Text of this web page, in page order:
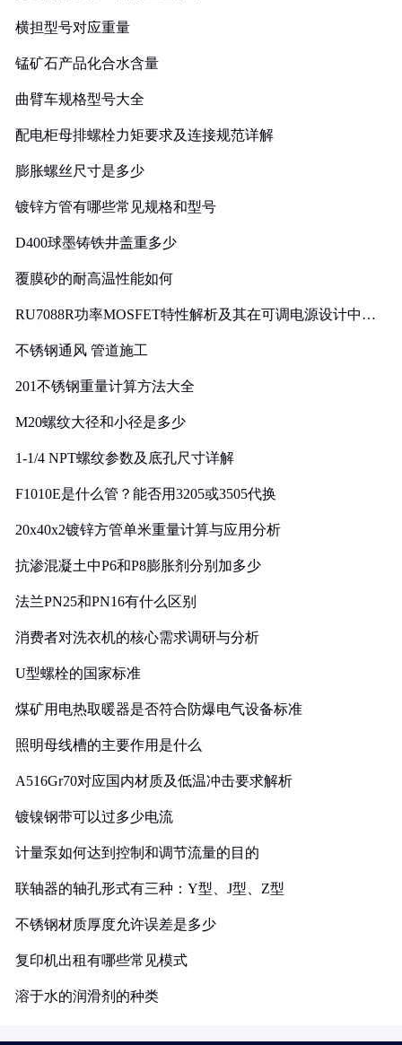
横担型号对应重量
锰矿石产品化合水含量
曲臂车规格型号大全
配电柜母排螺栓力矩要求及连接规范详解
膨胀螺丝尺寸是多少
镀锌方管有哪些常见规格和型号
D400球墨铸铁井盖重多少
覆膜砂的耐高温性能如何
RU7088R功率MOSFET特性解析及其在可调电源设计中的
不锈钢通风 管道施工
201不锈钢重量计算方法大全
M20螺纹大径和小径是多少
1-1/4 NPT螺纹参数及底孔尺寸详解
F1010E是什么管？能否用3205或3505代换
20x40x2镀锌方管单米重量计算与应用分析
抗渗混凝土中P6和P8膨胀剂分别加多少
法兰PN25和PN16有什么区别
消费者对洗衣机的核心需求调研与分析
U型螺栓的国家标准
煤矿用电热取暖器是否符合防爆电气设备标准
照明母线槽的主要作用是什么
A516Gr70对应国内材质及低温冲击要求解析
镀镍钢带可以过多少电流
计量泵如何达到控制和调节流量的目的
联轴器的轴孔形式有三种：Y型、J型、Z型
不锈钢材质厚度允许误差是多少
复印机出租有哪些常见模式
溶于水的润滑剂的种类